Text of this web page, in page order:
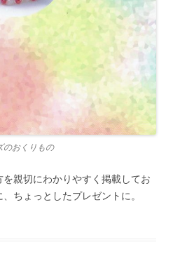
のおくりもの
親切にわかりやすく掲載してお
ちょっとしたプレゼントに。